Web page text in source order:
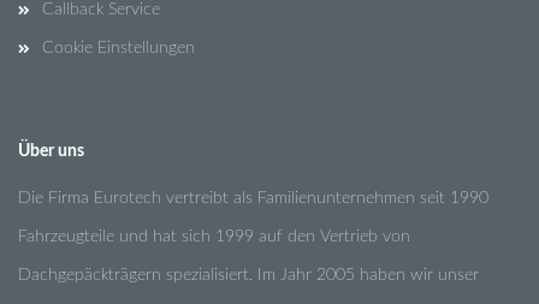
Callback Service
Cookie Einstellungen
Über uns
Die Firma Eurotech vertreibt als Familienunternehmen seit 1990
Fahrzeugteile und hat sich 1999 auf den Vertrieb von
Dachgepäckträgern spezialisiert. Im Jahr 2005 haben wir unser